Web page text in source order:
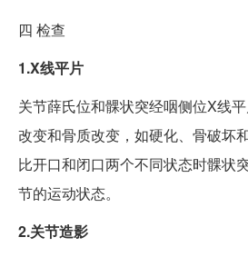
四 检查
1.X线平片
关节薛氏位和髁状突经咽侧位X线
改变和骨质改变，如硬化、骨破坏
比开口和闭口两个不同状态时髁状
节的运动状态。
2.关节造影